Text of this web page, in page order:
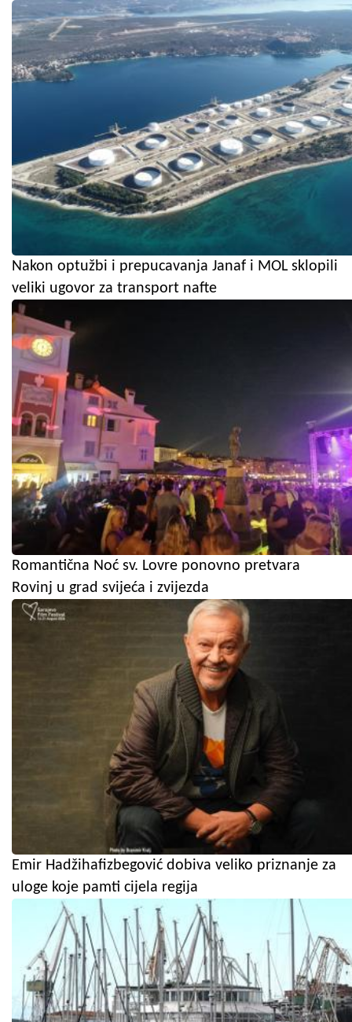
Nakon optužbi i prepucavanja Janaf i MOL sklopili
veliki ugovor za transport nafte
Romantična Noć sv. Lovre ponovno pretvara
Rovinj u grad svijeća i zvijezda
Emir Hadžihafizbegović dobiva veliko priznanje za
uloge koje pamti cijela regija